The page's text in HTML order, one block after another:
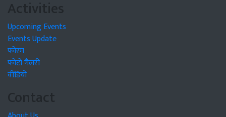
Activities
Upcoming Events
Events Update
फोरम
फोटो गैलरी
वीडियो
Contact